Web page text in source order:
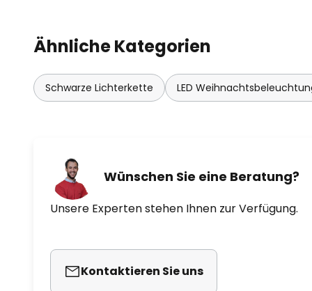
Ähnliche Kategorien
Schwarze Lichterkette LED
Wünschen Sie eine Beratung?
Unsere Experten stehen Ihnen zur Verfügung.
Kontaktieren Sie uns